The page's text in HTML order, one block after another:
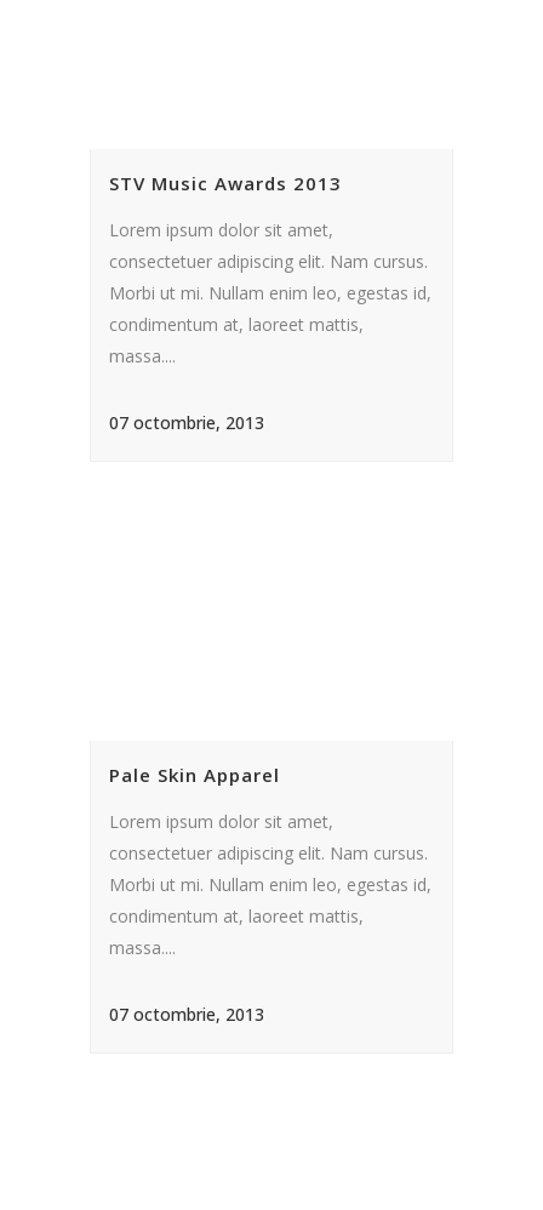
STV Music Awards 2013
Lorem ipsum dolor sit amet,
consectetuer adipiscing elit. Nam cursus.
Morbi ut mi. Nullam enim leo, egestas id,
condimentum at, laoreet mattis,
massa....
07 octombrie, 2013
Pale Skin Apparel
Lorem ipsum dolor sit amet,
consectetuer adipiscing elit. Nam cursus.
Morbi ut mi. Nullam enim leo, egestas id,
condimentum at, laoreet mattis,
massa....
07 octombrie, 2013